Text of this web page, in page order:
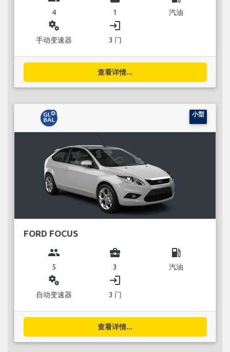
4 1 汽油
miscellaneous_services
手动变速器
login
3 门
查看详情...
小型
FORD FOCUS
group
5
business_center
3
local_gas_station
汽油
miscellaneous_services
自动变速器
login
3 门
查看详情...